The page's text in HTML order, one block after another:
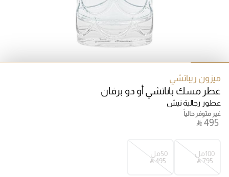
ميزون ريباتشي
عطر مسك باناتشي أو دو برفان
عطور رجالية نيش
غير متوفر حالياً
‎ ⃁ ⁦495⁩ ‎
100مل
‎ ⃁ ⁦795⁩ ‎
50مل
‎ ⃁ ⁦495⁩ ‎